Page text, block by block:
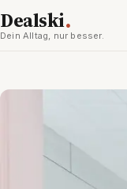
Dealski.
Dein Alltag, nur besser.